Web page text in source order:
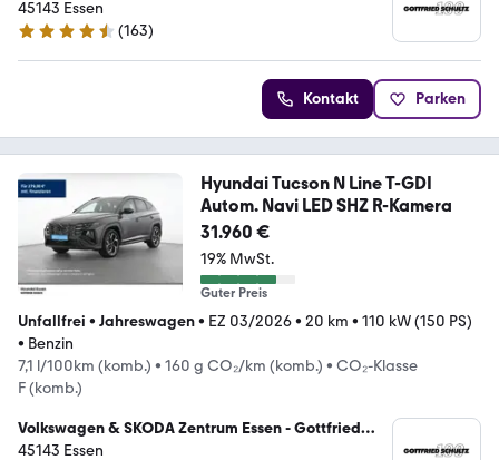
Schultz Automobilhandels SE
45143 Essen
4.7 Sterne
(163)
Kontakt Parken
Hyundai Tucson N Line T-GDI
Autom. Navi LED SHZ R-Kamera
31.960 €
19% MwSt.
Guter Preis
Unfallfrei • Jahreswagen• EZ 03/2026• 20 km • 110 kW (150 PS)
• Benzin
7,1 l/100km (komb.) • 160 g CO₂/km (komb.) • CO₂-Klasse
F (komb.)
Volkswagen & SKODA Zentrum Essen - Gottfried
Schultz Automobilhandels SE
45143 Essen